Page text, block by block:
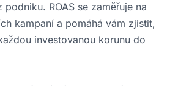
ROAS se zaměřuje na
kampaní a pomáhá vám zjistit,
investovanou korunu do